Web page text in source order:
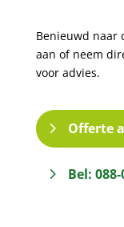
Benieuwd naar
aan of neem
voor advies.
Offerte
Bel: